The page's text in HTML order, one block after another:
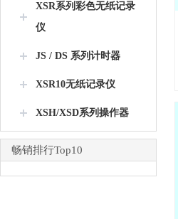
XSR系列彩色无纸记录
仪
JS / DS 系列计时器
XSR10无纸记录仪
XSH/XSD系列操作器
畅销排行Top10